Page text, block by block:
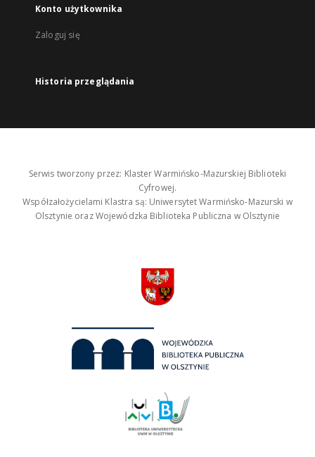
Konto użytkownika
Zaloguj się
Historia przeglądania
Serwis tworzony przez: Klaster Warmińsko-Mazurskiej Biblioteki
Cyfrowej.
Współzałożycielami Klastra są: Uniwersytet Warmińsko-Mazurski w
Olsztynie oraz Wojewódzka Biblioteka Publiczna w Olsztynie